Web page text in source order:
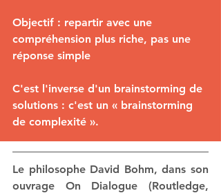
Objectif : repartir avec une
compréhension plus riche, pas une
réponse simple
C'est l'inverse d'un brainstorming de
solutions : c'est un « brainstorming
de complexité ».
Le philosophe David Bohm, dans son
ouvrage On Dialogue (Routledge,